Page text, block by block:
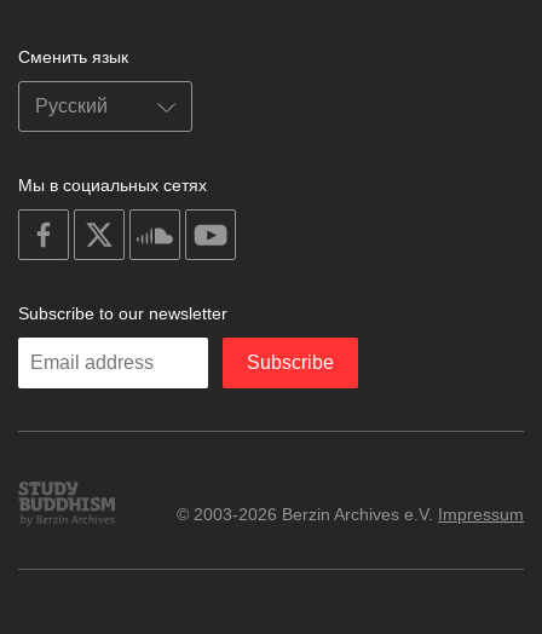
Сменить язык
Мы в социальных сетях
on
facebook
soundcloud
Subscribe to our newsletter
Enter
Subscribe
Study
Buddhism
© 2003-2026 Berzin Archives e.V. Impressum